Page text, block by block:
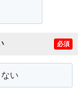
必須
い